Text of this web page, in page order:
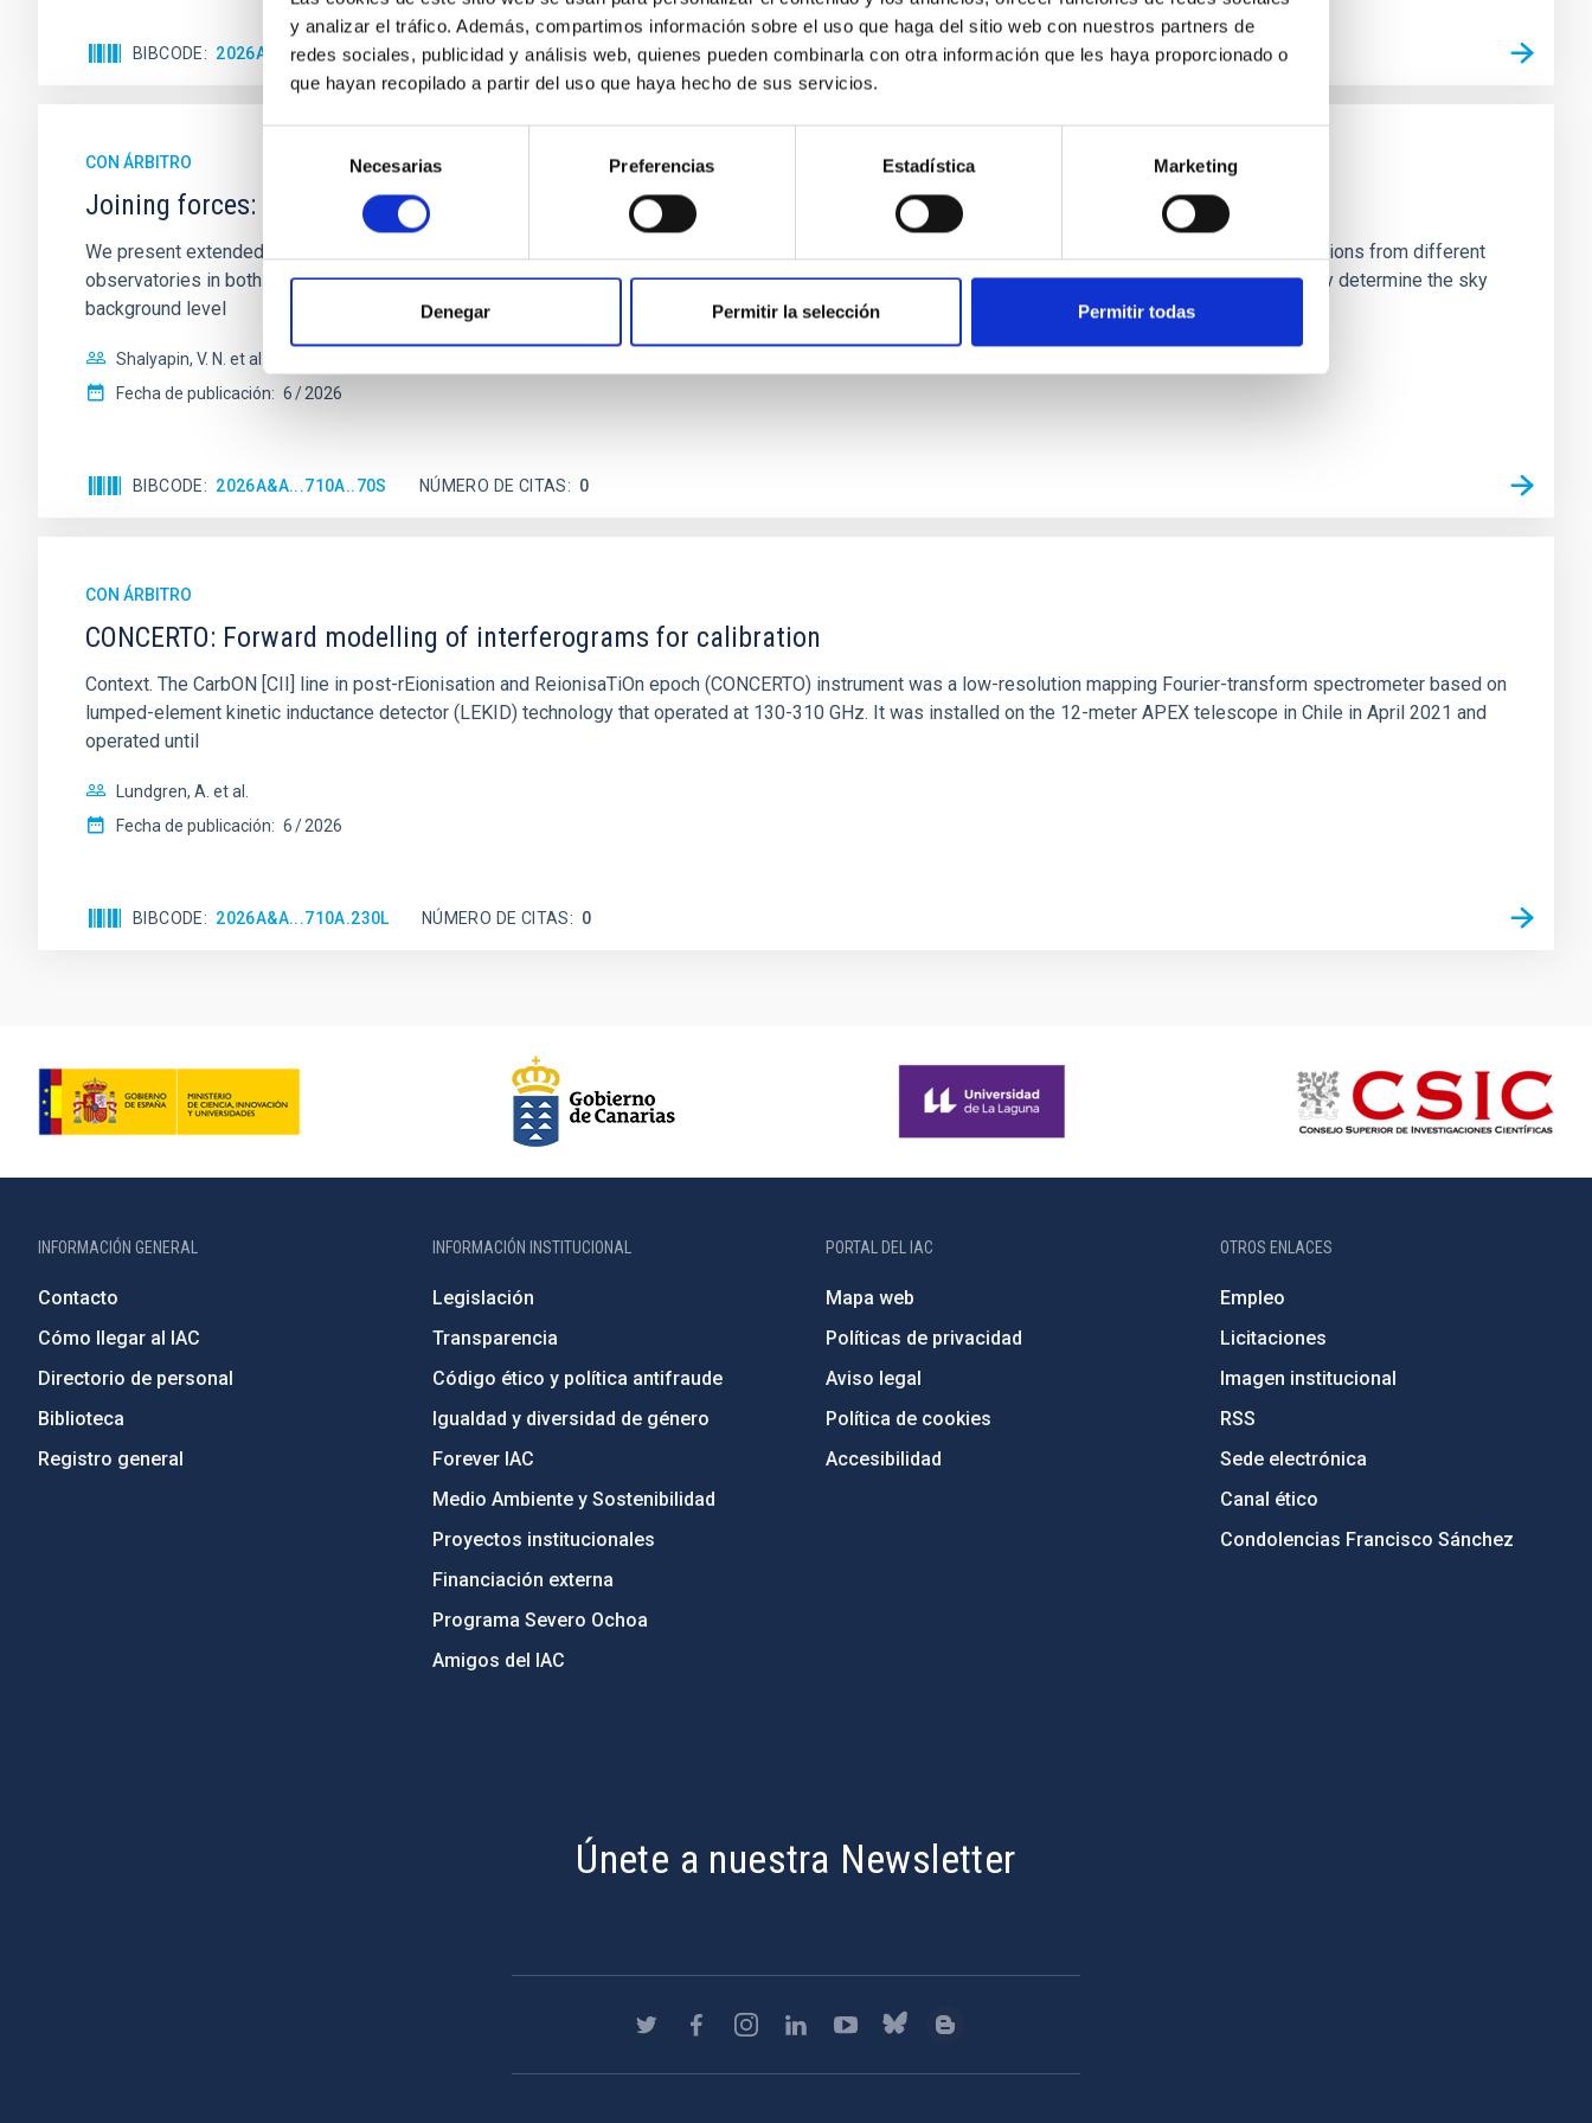
y analizar el tráfico. Además, compartimos información sobre el uso que haga del sitio web con nuestros partners de
redes sociales, publicidad y análisis web, quienes pueden combinarla con otra información que les haya proporcionado o
que hayan recopilado a partir del uso que haya hecho de sus servicios.
consentimiento
Necesarias Preferencias Estadística Marketing
Denegar Permitir la selección Permitir todas
BIBCODE 2026A&A...710A..95S NÚMERO DE CITAS 1
CON ÁRBITRO
Joining forces: 30 years of optical monitoring of the Einstein Cross
We present extended optical monitoring of the quadruply-imaged gravitationally lensed quasar QSO 2237+0305, the Einstein Cross, including observations from different
observatories in both hemispheres and using a new photometric technique. This technique uses a region far enough from the lens system to accurately determine the sky
background level
Shalyapin, V. N. et al.
Fecha de publicación: 6 2026
BIBCODE 2026A&A...710A..70S NÚMERO DE CITAS 0
CON ÁRBITRO
CONCERTO: Forward modelling of interferograms for calibration
Context. The CarbON [CII] line in post-rEionisation and ReionisaTiOn epoch (CONCERTO) instrument was a low-resolution mapping Fourier-transform spectrometer based on
lumped-element kinetic inductance detector (LEKID) technology that operated at 130-310 GHz. It was installed on the 12-meter APEX telescope in Chile in April 2021 and
operated until
Lundgren, A. et al.
Fecha de publicación: 6 2026
BIBCODE 2026A&A...710A.230L NÚMERO DE CITAS 0
INFORMACIÓN GENERAL
Contacto
Cómo llegar al IAC
Directorio de personal
Biblioteca
Registro general
INFORMACIÓN INSTITUCIONAL
Legislación
Transparencia
Código ético y política antifraude
Igualdad y diversidad de género
Forever IAC
Medio Ambiente y Sostenibilidad
Proyectos institucionales
Financiación externa
Programa Severo Ochoa
Amigos del IAC
PORTAL DEL IAC
Mapa web
Políticas de privacidad
Aviso legal
Política de cookies
Accesibilidad
OTROS ENLACES
Empleo
Licitaciones
Imagen institucional
RSS
Sede electrónica
Canal ético
Condolencias Francisco Sánchez
Únete a nuestra Newsletter